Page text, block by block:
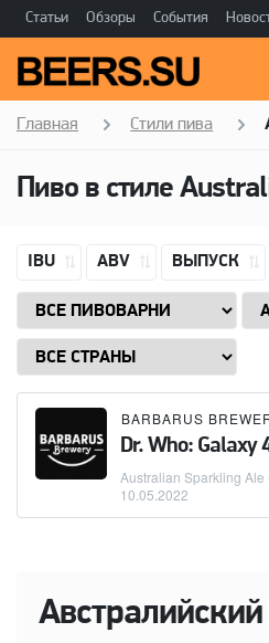
Статьи Обзоры События
Главная Стили пива
Пиво в стиле Australian
IBU ABV ВЫПУСК
BARBARUS
Dr. Who: Galaxy
Australian Sparkling Ale
10.05.2022